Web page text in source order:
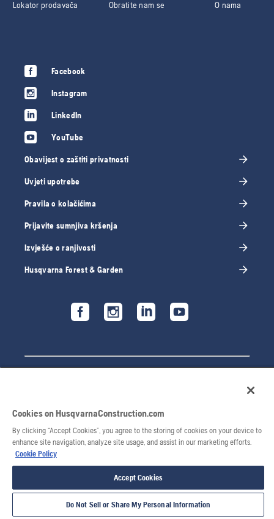
Lokator prodavača Obratite nam se O nama
Facebook
Instagram
LinkedIn
YouTube
Obavijest o zaštiti privatnosti
Uvjeti upotrebe
Pravila o kolačićima
Prijavite sumnjiva kršenja
Izvješće o ranjivosti
Husqvarna Forest & Garden
Cookies on HusqvarnaConstruction.com
By clicking “Accept Cookies”, you agree to the storing of cookies on your device to
enhance site navigation, analyze site usage, and assist in our marketing efforts.
Cookie Policy
Accept Cookies
Do Not Sell or Share My Personal Information